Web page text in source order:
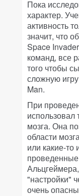
Пока
характер.
активность
значит, что
Space
команд, все
того чтобы
сложную
Man.
При
использовал
мозга. Она
области
или какие-
"настройки"
очень